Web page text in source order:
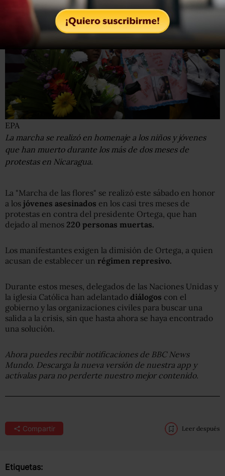
EPA
La marcha se realizó en homenaje a los niños y jóvenes
que han muerto durante los más de dos meses de
protestas en Nicaragua.
La "Marcha de las flores" se realizó este sábado en honor
a los jóvenes asesinados en los casi tres meses de
protestas en contra del presidente Ortega, que han
dejado al menos 220 personas muertas.
Los manifestantes exigen la dimisión de Ortega, a quien
acusan de establecer un régimen represivo.
Durante estos meses, delegados de las Naciones Unidas y
la iglesia Católica han adelantado diálogos con el
gobierno y las organizaciones civiles para buscar una
salida a la crisis, sin que hasta ahora se haya encontrado
una solución.
Ahora puedes recibir notificaciones de BBC News
Mundo. Descarga la nueva versión de nuestra app y
actívalas para no perderte nuestro mejor contenido.
Compartir Leer después
Etiquetas: